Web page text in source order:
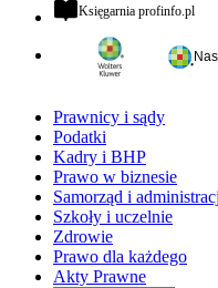
Księgarnia profinfo.pl
Prawnicy i sądy
Podatki
Kadry i BHP
Prawo w biznesie
Samorząd i
Szkoły i uczelnie
Zdrowie
Prawo dla każdego
Akty Prawne